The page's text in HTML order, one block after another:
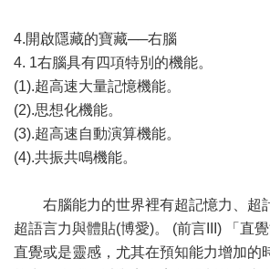
4.開啟隱藏的寶藏──右腦
4. 1右腦具有四項特別的機能。
(1).超高速大量記憶機能。
(2).思想化機能。
(3).超高速自動演算機能。
(4).共振共鳴機能。
右腦能力的世界裡有超記憶力、超計
超語言力與體貼(博愛)。 (前言III) 「直
直覺或是靈感，尤其在預知能力增加的